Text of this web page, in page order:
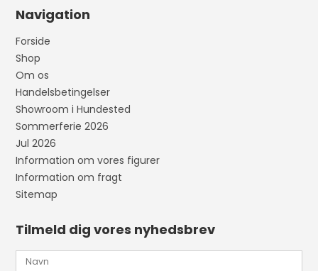
Navigation
Forside
Shop
Om os
Handelsbetingelser
Showroom i Hundested
Sommerferie 2026
Jul 2026
Information om vores figurer
Information om fragt
Sitemap
Tilmeld dig vores nyhedsbrev